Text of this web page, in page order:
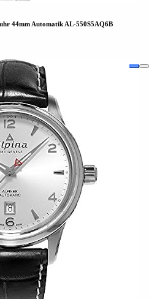
44mm Automatik AL-550S5AQ6B